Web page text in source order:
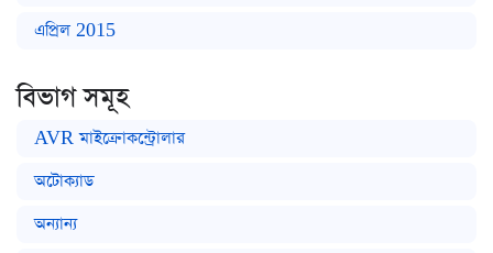
এপ্রিল 2015
বিভাগ সমূহ
AVR মাইক্রোকন্ট্রোলার
অটোক্যাড
অন্যান্য